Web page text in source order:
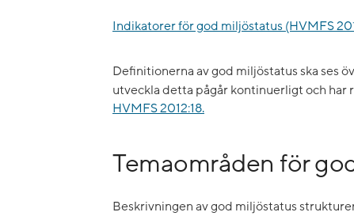
Indikatorer för god miljöstatus (HVMFS
Definitionerna av god miljöstatus ska ses
utveckla detta pågår kontinuerligt och
HVMFS 2012:18.
Temaområden för
Beskrivningen av god miljöstatus